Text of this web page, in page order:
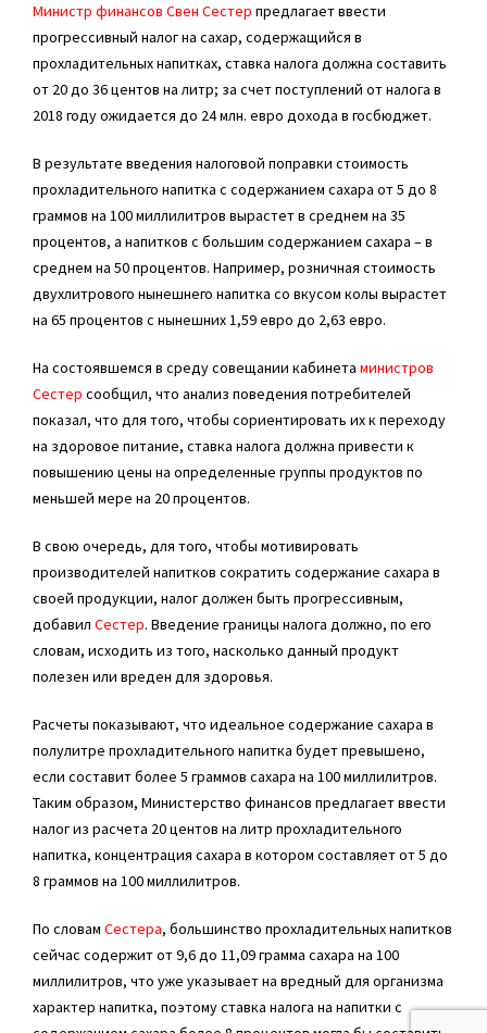
Министр финансов Свен Сестер предлагает ввести
прогрессивный налог на сахар, содержащийся в
прохладительных напитках, ставка налога должна составить
от 20 до 36 центов на литр; за счет поступлений от налога в
2018 году ожидается до 24 млн. евро дохода в госбюджет.
В результате введения налоговой поправки стоимость
прохладительного напитка с содержанием сахара от 5 до 8
граммов на 100 миллилитров вырастет в среднем на 35
процентов, а напитков с большим содержанием сахара – в
среднем на 50 процентов. Например, розничная стоимость
двухлитрового нынешнего напитка со вкусом колы вырастет
на 65 процентов с нынешних 1,59 евро до 2,63 евро.
На состоявшемся в среду совещании кабинета министров
Сестер сообщил, что анализ поведения потребителей
показал, что для того, чтобы сориентировать их к переходу
на здоровое питание, ставка налога должна привести к
повышению цены на определенные группы продуктов по
меньшей мере на 20 процентов.
В свою очередь, для того, чтобы мотивировать
производителей напитков сократить содержание сахара в
своей продукции, налог должен быть прогрессивным,
добавил Сестер. Введение границы налога должно, по его
словам, исходить из того, насколько данный продукт
полезен или вреден для здоровья.
Расчеты показывают, что идеальное содержание сахара в
полулитре прохладительного напитка будет превышено,
если составит более 5 граммов сахара на 100 миллилитров.
Таким образом, Министерство финансов предлагает ввести
налог из расчета 20 центов на литр прохладительного
напитка, концентрация сахара в котором составляет от 5 до
8 граммов на 100 миллилитров.
По словам Сестера, большинство прохладительных напитков
сейчас содержит от 9,6 до 11,09 грамма сахара на 100
миллилитров, что уже указывает на вредный для организма
характер напитка, поэтому ставка налога на напитки с